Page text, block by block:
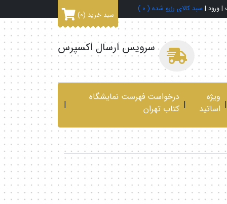
| ورود | سبد کالای رزرو شده ( 0
)
سبد خرید (0)
سرویس ارسال اکسپرس
|
ویژه
اساتید
|
درخواست فهرست نمایشگاه
کتاب تهران
|